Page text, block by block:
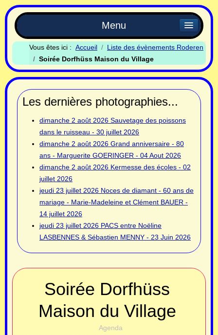
Menu
Vous êtes ici : Accueil
Liste des évènements Roderen
Soirée Dorfhüss Maison du Village
Les dernières photographies...
dimanche 2 août 2026 Sauvetage des poissons
dans le ruisseau - 30 juillet 2026
dimanche 2 août 2026 Grand anniversaire - 80
ans - Marguerite GOERINGER - 04 Aout 2026
dimanche 2 août 2026 Kermesse des écoles - 02
juillet 2026
jeudi 23 juillet 2026 Noces de diamant - 60 ans de
mariage - Marie-Madeleine et Clément BAUER -
14 juillet 2026
jeudi 23 juillet 2026 PACS entre Noëline
LASBENNES & Sébastien MENNY - 23 Juin 2026
Soirée Dorfhüss
Maison du Village
Agenda